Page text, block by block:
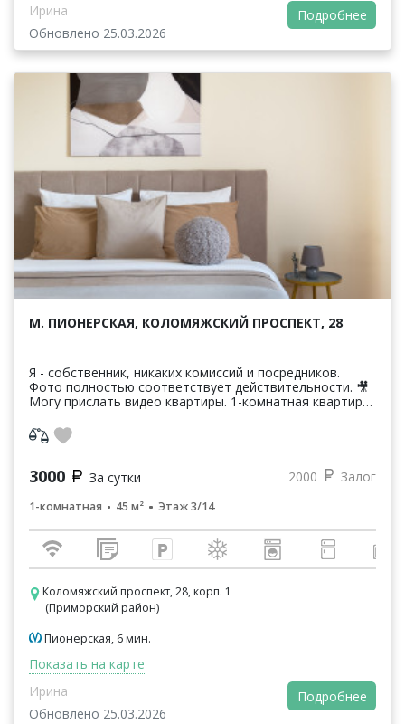
Ирина
Обновлено 25.03.2026
Подробнее
М. ПИОНЕРСКАЯ, КОЛОМЯЖСКИЙ ПРОСПЕКТ, 28
Я - собственник, никаких комиссий и посредников.
Фото полностью соответствует действительности. 🎥
Могу прислать видео квартиры. 1-комнатная квартира
3000 За сутки 2000 Залог
1-комнатная 45 м² Этаж 3/14
Коломяжский проспект, 28, корп. 1
(Приморский район)
Пионерская, 6 мин.
Показать на карте
Ирина
Обновлено 25.03.2026
Подробнее